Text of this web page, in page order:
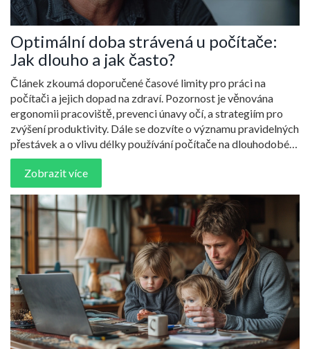
Optimální doba strávená u počítače:
Jak dlouho a jak často?
Článek zkoumá doporučené časové limity pro práci na
počítači a jejich dopad na zdraví. Pozornost je věnována
ergonomii pracoviště, prevenci únavy očí, a strategiím pro
zvýšení produktivity. Dále se dozvíte o významu pravidelných
přestávek a o vlivu délky používání počítače na dlouhodobé
zdravotní potíže. Artikel nabízí praktické tipy pro zdravější a
efektivnější práci u počítače.
Zobrazit více